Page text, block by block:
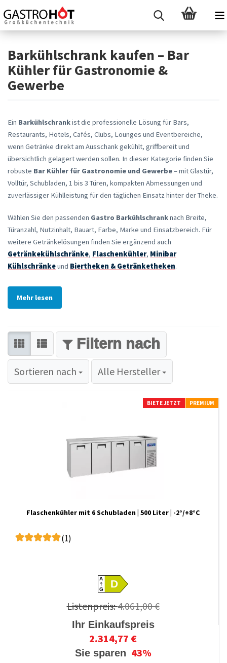
Barkühlschrank kaufen – Bar
Kühler für Gastronomie &
Gewerbe
Ein Barkühlschrankist die professionelle Lösung für Bars,
Restaurants, Hotels, Cafés, Clubs, Lounges und Eventbereiche,
wenn Getränke direkt am Ausschank gekühlt, griffbereit und
übersichtlich gelagert werden sollen. In dieser Kategorie finden Sie
robuste Bar Kühler für Gastronomie und Gewerbe– mit Glastür,
Volltür, Schubladen, 1 bis 3 Türen, kompakten Abmessungen und
zuverlässiger Kühlleistung für den täglichen Einsatz hinter der Theke.
Wählen Sie den passenden Gastro Barkühlschranknach Breite,
Türanzahl, Nutzinhalt, Bauart, Farbe, Marke und Einsatzbereich. Für
weitere Getränkelösungen finden Sie ergänzend auch
Getränkekühlschränke, Flaschenkühler, Minibar
Kühlschränkeund Biertheken & Getränketheken.
Mehr lesen
Sortieren nach
Sortieren nach Alle Hersteller
BIETE JETZT PREMIUM
Flaschenkühler mit 6 Schubladen | 500 Liter | -2°/+8°C
(1)
A
GD
Listenpreis:4.061,00 €
Ihr Einkaufspreis
2.314,77 €
Sie sparen 43%